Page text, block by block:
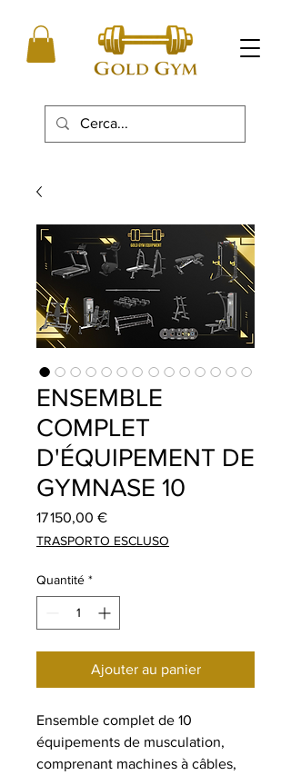
ENSEMBLE
COMPLET
D'ÉQUIPEMENT DE
GYMNASE 10
17 150,00 €Prix
TRASPORTO ESCLUSO
Quantité *
Ajouter au panier
Ensemble complet de 10
équipements de musculation,
comprenant machines à câbles,